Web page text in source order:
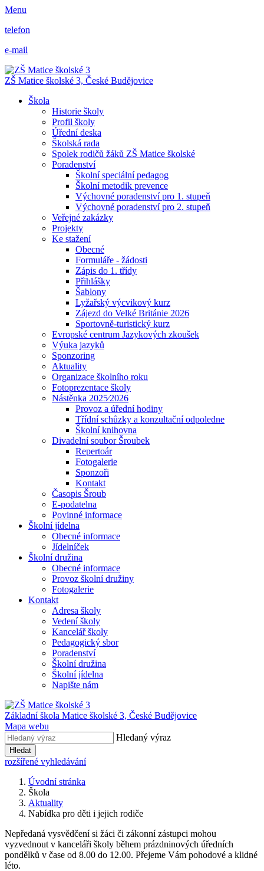
Menu
telefon
e-mail
ZŠ Matice školské 3, České Budějovice
Škola
Historie školy
Profil školy
Úřední deska
Školská rada
Spolek rodičů žáků ZŠ Matice školské
Poradenství
Školní speciální pedagog
Školní metodik prevence
Výchovné poradenství pro 1. stupeň
Výchovné poradenství pro 2. stupeň
Veřejné zakázky
Projekty
Ke stažení
Obecné
Formuláře - žádosti
Zápis do 1. třídy
Přihlášky
Šablony
Lyžařský výcvikový kurz
Zájezd do Velké Británie 2026
Sportovně-turistický kurz
Evropské centrum Jazykových zkoušek
Výuka jazyků
Sponzoring
Aktuality
Organizace školního roku
Fotoprezentace školy
Nástěnka 2025⁄2026
Provoz a úřední hodiny
Třídní schůzky a konzultační odpoledne
Školní knihovna
Divadelní soubor Šroubek
Repertoár
Fotogalerie
Sponzoři
Kontakt
Časopis Šroub
E-podatelna
Povinné informace
Školní jídelna
Obecné informace
Jídelníček
Školní družina
Obecné informace
Provoz školní družiny
Fotogalerie
Kontakt
Adresa školy
Vedení školy
Kancelář školy
Pedagogický sbor
Poradenství
Školní družina
Školní jídelna
Napište nám
Základní škola Matice školské 3, České Budějovice
Mapa webu
Hledaný výraz
Hledat
rozšířené vyhledávání
Úvodní stránka
Škola
Aktuality
Nabídka pro děti i jejich rodiče
Nepředaná vysvědčení si žáci či zákonní zástupci mohou
vyzvednout v kanceláři školy během prázdninových úředních
pondělků v čase od 8.00 do 12.00. Přejeme Vám pohodové a klidné
léto.